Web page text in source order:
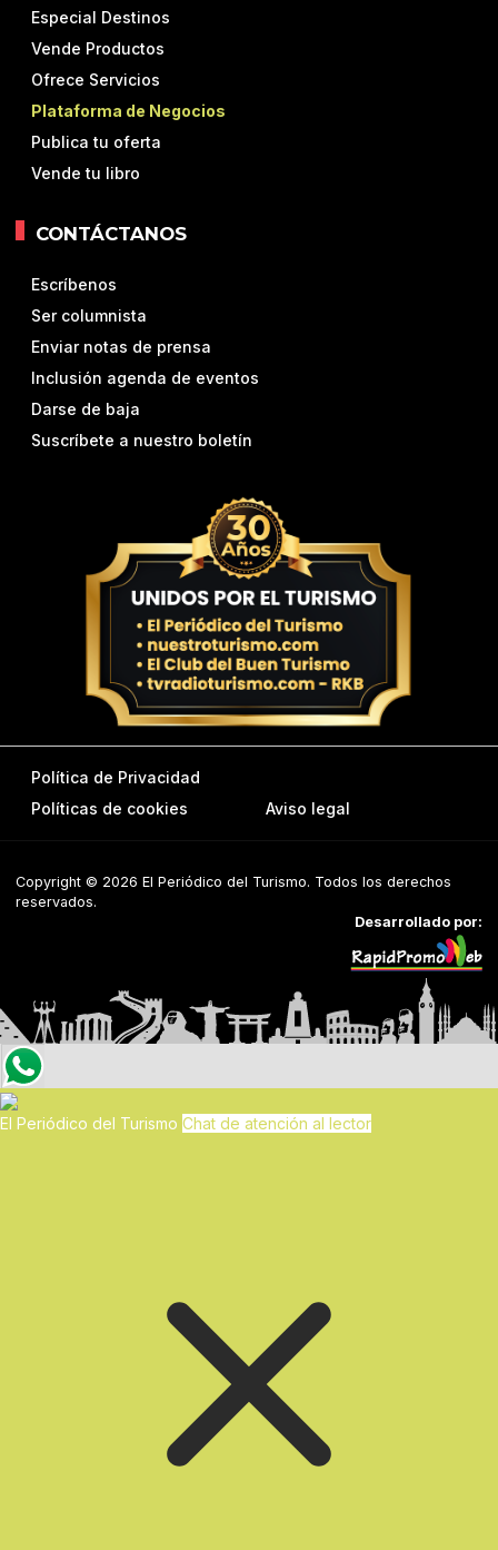
Especial Destinos
Vende Productos
Ofrece Servicios
Plataforma de Negocios
Publica tu oferta
Vende tu libro
CONTÁCTANOS
Escríbenos
Ser columnista
Enviar notas de prensa
Inclusión agenda de eventos
Darse de baja
Suscríbete a nuestro boletín
Política de Privacidad
Políticas de cookies
Aviso legal
Copyright © 2026 El Periódico del Turismo. Todos los derechos
reservados.
Desarrollado por:
El Periódico del Turismo Chat de atención al lector